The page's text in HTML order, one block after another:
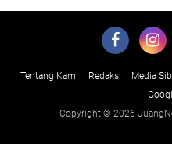
Tentang Kami Redaksi Media
Copyright © 2026